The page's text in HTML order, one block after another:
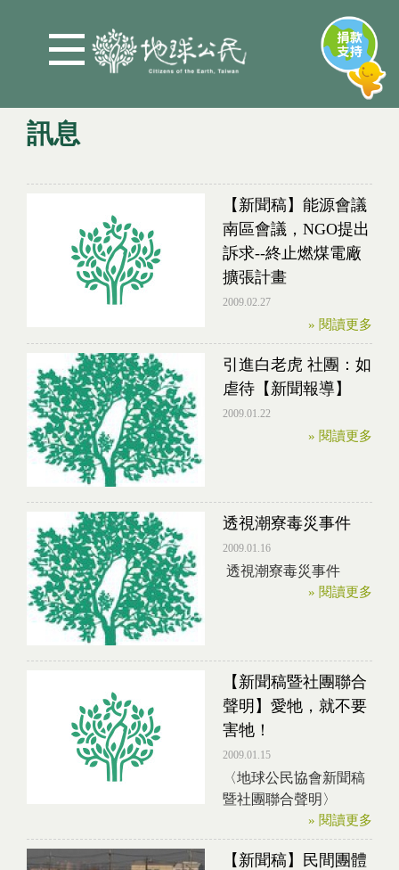
訊息
您在這裡
【新聞稿】能源會議
南區會議，NGO提出
訴求--終止燃煤電廠
擴張計畫
2009.02.27
» 閱讀更多
引進白老虎 社團：如
虐待【新聞報導】
2009.01.22
» 閱讀更多
透視潮寮毒災事件
2009.01.16
透視潮寮毒災事件
» 閱讀更多
【新聞稿暨社團聯合
聲明】愛牠，就不要
害牠！
2009.01.15
〈地球公民協會新聞稿
暨社團聯合聲明〉
» 閱讀更多
【新聞稿】民間團體